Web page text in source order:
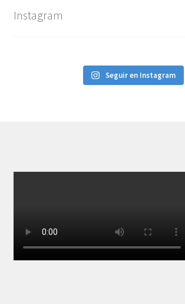
Instagram
Seguir en Instagram